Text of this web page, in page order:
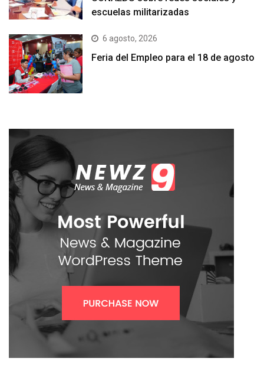
escuelas militarizadas
6 agosto, 2026
Feria del Empleo para el 18 de agosto